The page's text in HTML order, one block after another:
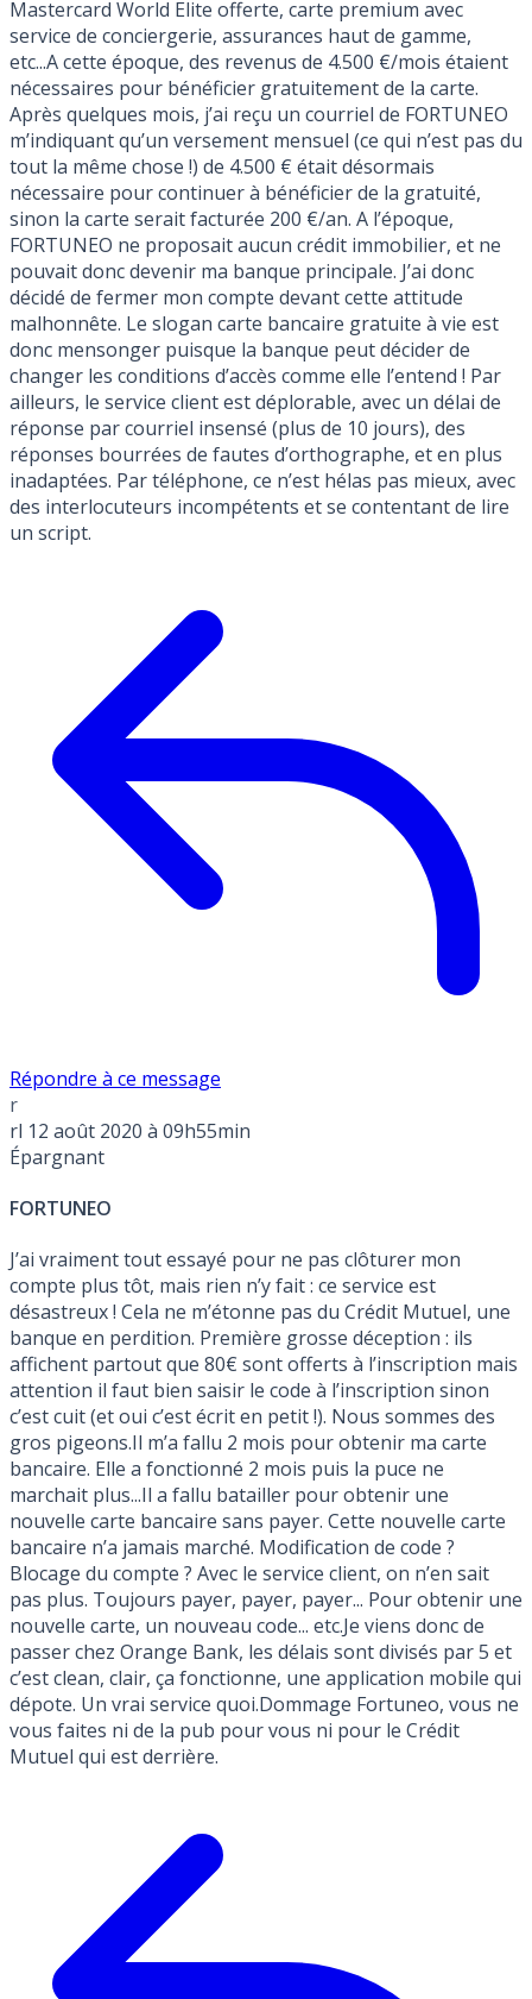
Mastercard World Elite offerte, carte premium avec
service de conciergerie, assurances haut de gamme,
etc...A cette époque, des revenus de 4.500 €/mois étaient
nécessaires pour bénéficier gratuitement de la carte.
Après quelques mois, j’ai reçu un courriel de FORTUNEO
m’indiquant qu’un versement mensuel (ce qui n’est pas du
tout la même chose !) de 4.500 € était désormais
nécessaire pour continuer à bénéficier de la gratuité,
sinon la carte serait facturée 200 €/an. A l’époque,
FORTUNEO ne proposait aucun crédit immobilier, et ne
pouvait donc devenir ma banque principale. J’ai donc
décidé de fermer mon compte devant cette attitude
malhonnête. Le slogan carte bancaire gratuite à vie est
donc mensonger puisque la banque peut décider de
changer les conditions d’accès comme elle l’entend ! Par
ailleurs, le service client est déplorable, avec un délai de
réponse par courriel insensé (plus de 10 jours), des
réponses bourrées de fautes d’orthographe, et en plus
inadaptées. Par téléphone, ce n’est hélas pas mieux, avec
des interlocuteurs incompétents et se contentant de lire
un script.
Répondre à ce message
r
rl 12 août 2020 à 09h55min
Épargnant
FORTUNEO
J’ai vraiment tout essayé pour ne pas clôturer mon
compte plus tôt, mais rien n’y fait : ce service est
désastreux ! Cela ne m’étonne pas du Crédit Mutuel, une
banque en perdition. Première grosse déception : ils
affichent partout que 80€ sont offerts à l’inscription mais
attention il faut bien saisir le code à l’inscription sinon
c’est cuit (et oui c’est écrit en petit !). Nous sommes des
gros pigeons.Il m’a fallu 2 mois pour obtenir ma carte
bancaire. Elle a fonctionné 2 mois puis la puce ne
marchait plus...Il a fallu batailler pour obtenir une
nouvelle carte bancaire sans payer. Cette nouvelle carte
bancaire n’a jamais marché. Modification de code ?
Blocage du compte ? Avec le service client, on n’en sait
pas plus. Toujours payer, payer, payer... Pour obtenir une
nouvelle carte, un nouveau code... etc.Je viens donc de
passer chez Orange Bank, les délais sont divisés par 5 et
c’est clean, clair, ça fonctionne, une application mobile qui
dépote. Un vrai service quoi.Dommage Fortuneo, vous ne
vous faites ni de la pub pour vous ni pour le Crédit
Mutuel qui est derrière.